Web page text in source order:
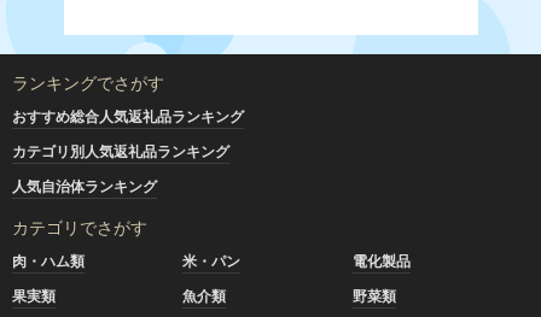
ランキングでさがす
おすすめ総合人気返礼品ランキング
カテゴリ別人気返礼品ランキング
人気自治体ランキング
カテゴリでさがす
肉・ハム類 米・パン
電化製品
果実類
魚介類
野菜類